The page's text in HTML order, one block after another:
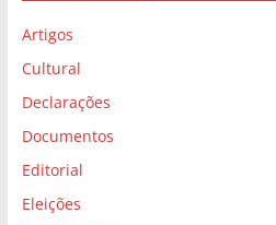
Artigos
Cultural
Declarações
Documentos
Editorial
Eleições